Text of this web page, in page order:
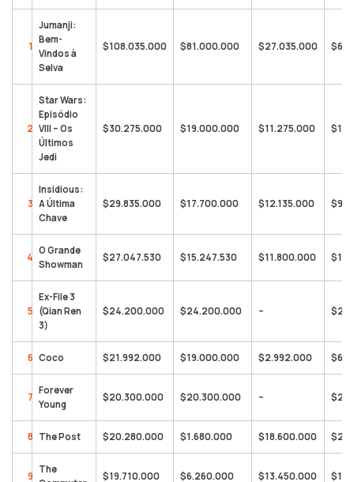
1
Jumanji:
Bem-
Vindos à
Selva
$108.035.000 $81.000.000 $27.035.000
2
Star Wars:
Episódio
VIII – Os
Últimos
Jedi
$30.275.000 $19.000.000 $11.275.000
3
Insidious:
A Última
Chave
$29.835.000 $17.700.000 $12.135.000
4
O Grande
Showman
$27.047.530 $15.247.530 $11.800.000
5
Ex-File 3
(Qian Ren
3)
$24.200.000 $24.200.000 –
6 Coco $21.992.000 $19.000.000 $2.992.000
7
Forever
Young
$20.300.000 $20.300.000 –
8 The Post $20.280.000 $1.680.000 $18.600.000
9
The
$19.710.000 $6.260.000 $13.450.000